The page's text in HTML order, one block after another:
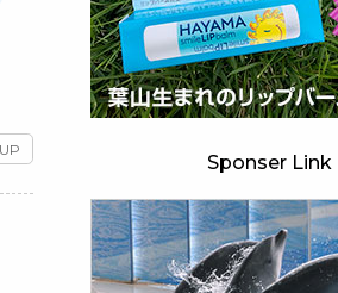
Sponser Link